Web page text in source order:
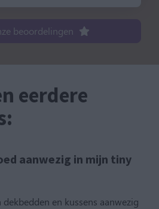
beoordelingen
eerdere
aanwezig in mijn tiny
en kussens aanwezig